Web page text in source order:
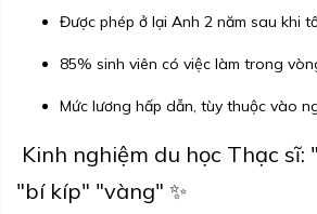
Được phép ở lại Anh 2 năm sau khi
85% sinh viên có việc làm trong
Mức lương hấp dẫn, tùy thuộc vào
Kinh nghiệm du học Thạc sĩ:
"bí kíp" "vàng" ✨